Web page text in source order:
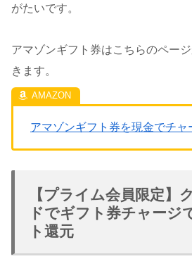
がたいです。
アマゾンギフト券はこちらのペー
きます。
アマゾンギフト券を現金でチャ
【プライム会員限定】
ドでギフト券チャージ
ト還元